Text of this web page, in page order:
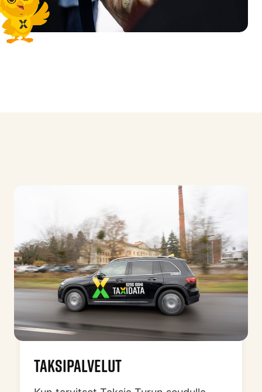
TAKSIPALVELUT